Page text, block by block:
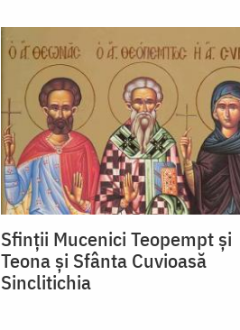
Sfinții Mucenici Teopempt și
Teona și Sfânta Cuvioasă
Sinclitichia